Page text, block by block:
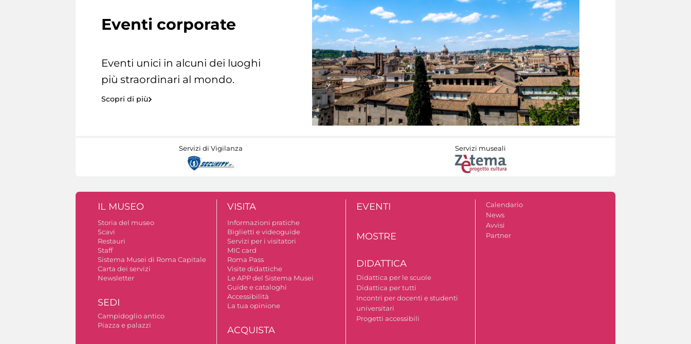
Eventi corporate
Eventi unici in alcuni dei luoghi
più straordinari al mondo.
Scopri di più
Servizi di Vigilanza Servizi museali
IL MUSEO
Storia del museo
Scavi
Restauri
Staff
Sistema Musei di Roma Capitale
Carta dei servizi
Newsletter
SEDI
Campidoglio antico
Piazza e palazzi
VISITA
Informazioni pratiche
Biglietti e videoguide
Servizi per i visitatori
MIC card
Roma Pass
Visite didattiche
Le APP del Sistema Musei
Guide e cataloghi
Accessibilità
La tua opinione
ACQUISTA
EVENTI
MOSTRE
DIDATTICA
Didattica per le scuole
Didattica per tutti
Incontri per docenti e studenti
universitari
Progetti accessibili
Calendario
News
Avvisi
Partner